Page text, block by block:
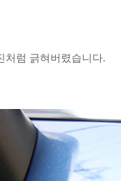
처럼 긁혀버렸습니다.